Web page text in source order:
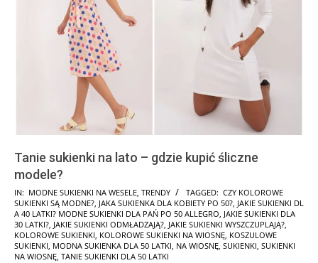
Tanie sukienki na lato – gdzie kupić śliczne
modele?
2024-
05-
30
IN: MODNE SUKIENKI NA WESELE, TRENDY TAGGED: CZY KOLOROWE
SUKIENKI SĄ MODNE?, JAKA SUKIENKA DLA KOBIETY PO 50?, JAKIE SUKIENKI DL
A 40 LATKI? MODNE SUKIENKI DLA PAŃ PO 50 ALLEGRO, JAKIE SUKIENKI DLA
30 LATKI?, JAKIE SUKIENKI ODMŁADZAJĄ?, JAKIE SUKIENKI WYSZCZUPLAJĄ?,
KOLOROWE SUKIENKI, KOLOROWE SUKIENKI NA WIOSNĘ, KOSZULOWE
SUKIENKI, MODNA SUKIENKA DLA 50 LATKI, NA WIOSNĘ, SUKIENKI, SUKIENKI
NA WIOSNĘ, TANIE SUKIENKI DLA 50 LATKI